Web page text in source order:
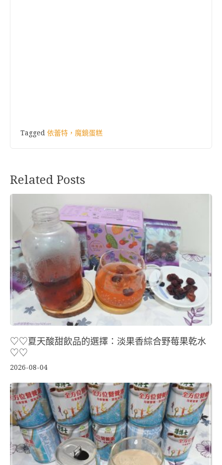
Tagged 依蕾特，魔鏡蛋糕
Related Posts
♡♡夏天酸甜飲品的選擇：淡果香綜合野莓果乾水
♡♡
2026-08-04